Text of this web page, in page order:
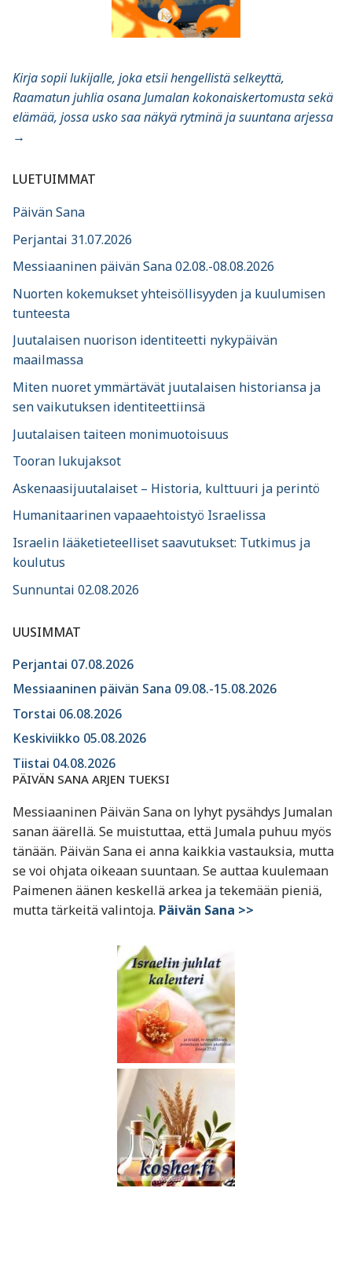
Kirja sopii lukijalle, joka etsii hengellistä selkeyttä,
Raamatun juhlia osana Jumalan kokonaiskertomusta sekä
elämää, jossa usko saa näkyä rytminä ja suuntana arjessa
→
LUETUIMMAT
Päivän Sana
Perjantai 31.07.2026
Messiaaninen päivän Sana 02.08.-08.08.2026
Nuorten kokemukset yhteisöllisyyden ja kuulumisen
tunteesta
Juutalaisen nuorison identiteetti nykypäivän
maailmassa
Miten nuoret ymmärtävät juutalaisen historiansa ja
sen vaikutuksen identiteettiinsä
Juutalaisen taiteen monimuotoisuus
Tooran lukujaksot
Askenaasijuutalaiset – Historia, kulttuuri ja perintö
Humanitaarinen vapaaehtoistyö Israelissa
Israelin lääketieteelliset saavutukset: Tutkimus ja
koulutus
Sunnuntai 02.08.2026
UUSIMMAT
Perjantai 07.08.2026
Messiaaninen päivän Sana 09.08.-15.08.2026
Torstai 06.08.2026
Keskiviikko 05.08.2026
Tiistai 04.08.2026
PÄIVÄN SANA ARJEN TUEKSI
Messiaaninen Päivän Sana on lyhyt pysähdys Jumalan
sanan äärellä. Se muistuttaa, että Jumala puhuu myös
tänään. Päivän Sana ei anna kaikkia vastauksia, mutta
se voi ohjata oikeaan suuntaan. Se auttaa kuulemaan
Paimenen äänen keskellä arkea ja tekemään pieniä,
mutta tärkeitä valintoja. Päivän Sana >>